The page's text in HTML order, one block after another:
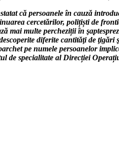
că persoanele în cauză
cercetărilor, polițiști de
mai multe percheziții în
diferite cantităţi de
pe numele persoanelor
de specialitate al Direcției